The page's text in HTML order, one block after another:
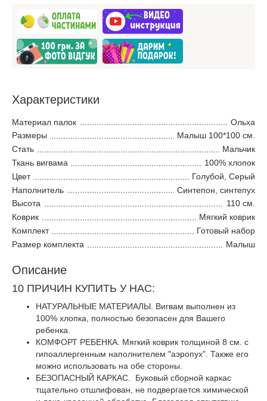
Характеристики
Материал палок
Ольха
Размеры
Малыш 100*100 см.
Стать
Мальчик
Ткань вигвама
100% хлопок
Цвет
Голубой, Серый
Наполнитель
Синтепон, синтепух
Высота
110 см.
Коврик
Мягкий коврик
Комплект
Готовый набор
Размер комплекта
Малыш
Описание
10 ПРИЧИН КУПИТЬ У НАС:
НАТУРАЛЬНЫЕ МАТЕРИАЛЫ. Вигвам выполнен из
100% хлопка, полностью безопасен для Вашего
ребенка.
КОМФОРТ РЕБЕНКА. Мягкий коврик толщиной 8 см. с
гипоаллергенным наполнителем "аэропух". Также его
можно использовать на обе стороны.
БЕЗОПАСНЫЙ КАРКАС. Буковый сборной каркас
тщательно отшлифован, не подвергается химической